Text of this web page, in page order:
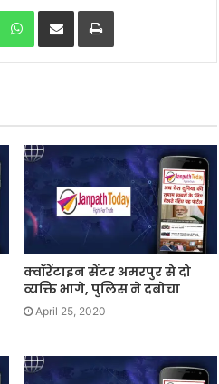
WhatsApp
क्वॉरेंटाइन सेंटर अमरपुर से दो
व्यक्ति भागे, पुलिस ने दबोचा
April 25, 2020